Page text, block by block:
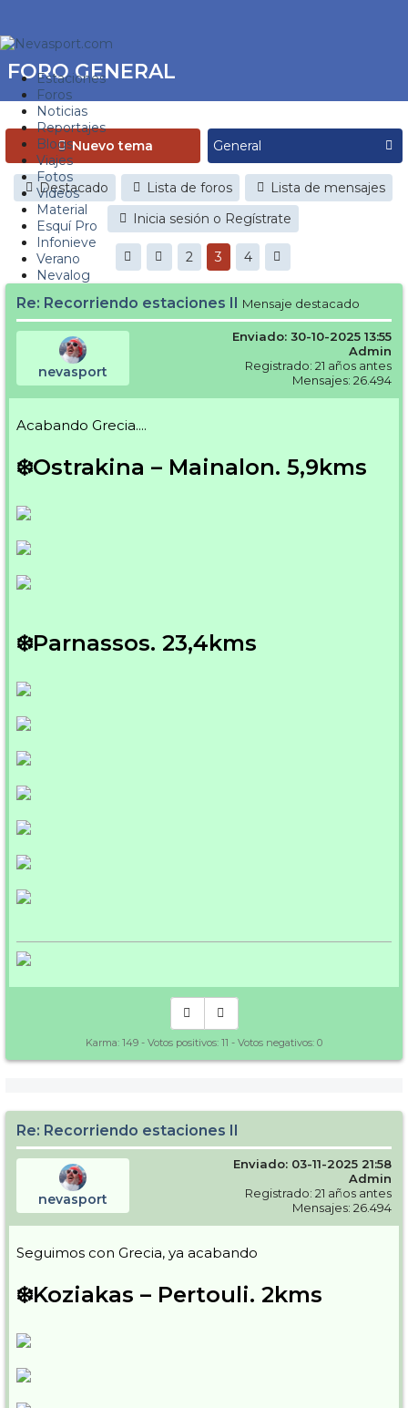
Estaciones
Foros
Noticias
Reportajes
Blogs
Viajes
Fotos
Videos
Material
Esquí Pro
Infonieve
Verano
Nevalog
FORO GENERAL
Nuevo tema
Destacado Lista de foros
Lista de mensajes
Inicia sesión o Regístrate
2 3 4
Re: Recorriendo estaciones II Mensaje destacado
nevasport
Enviado: 30-10-2025 13:55
Admin
Registrado: 21 años antes
Mensajes: 26.494
Acabando Grecia....
❄️Ostrakina – Mainalon. 5,9kms
❄️Parnassos. 23,4kms
Karma: 149 - Votos positivos: 11 - Votos negativos: 0
Re: Recorriendo estaciones II
nevasport
Enviado: 03-11-2025 21:58
Admin
Registrado: 21 años antes
Mensajes: 26.494
Seguimos con Grecia, ya acabando
❄️Koziakas – Pertouli. 2kms